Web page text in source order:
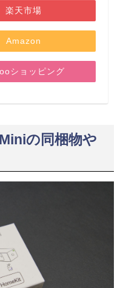
楽天市場
Amazon
ショッピング
の同梱物や